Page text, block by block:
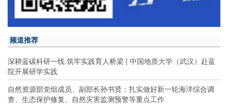
频道推荐
深耕蓝碳科研一线 筑牢实践育人桥梁 | 中国地质大学（武汉）赴蓝
院开展研学实践
自然资源部党组成员、副部长孙书贤：扎实做好新一轮海洋综合调
查、生态保护修复、自然灾害监测预警等重点工作